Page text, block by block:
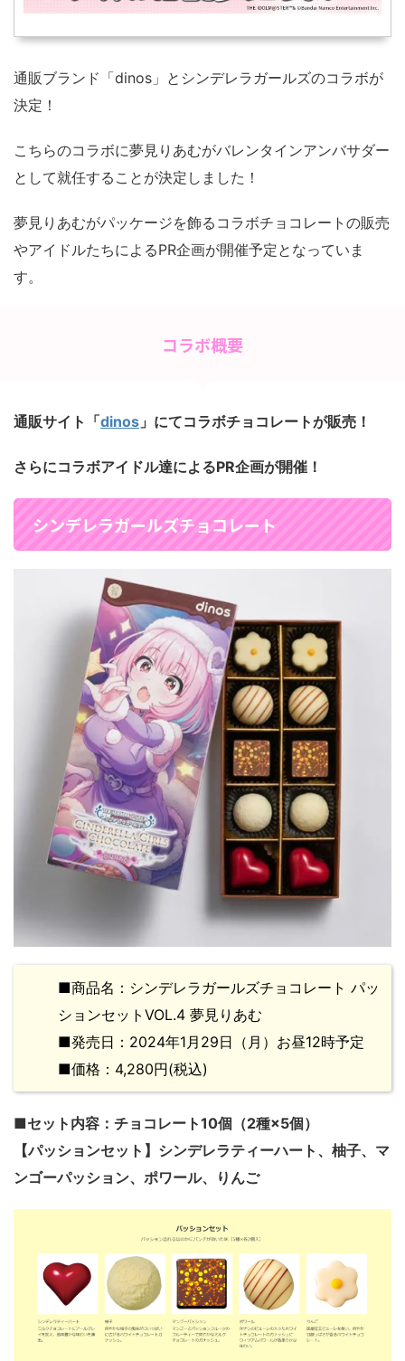
通販ブランド「dinos」とシンデレラガールズのコラボが
決定！
こちらのコラボに夢見りあむがバレンタインアンバサダー
として就任することが決定しました！
夢見りあむがパッケージを飾るコラボチョコレートの販売
やアイドルたちによるPR企画が開催予定となっていま
す。
コラボ概要
通販サイト「dinos 」にてコラボチョコレートが販売！
さらにコラボアイドル達によるPR企画が開催！
シンデレラガールズチョコレート
■商品名：シンデレラガールズチョコレート パッ
ションセットVOL.4 夢見りあむ
■発売日：2024年1月29日（月）お昼12時予定
■価格：4,280円(税込)
■セット内容：チョコレート10個（2種×5個）
【パッションセット】シンデレラティーハート、柚子、マ
ンゴーパッション、ポワール、りんご